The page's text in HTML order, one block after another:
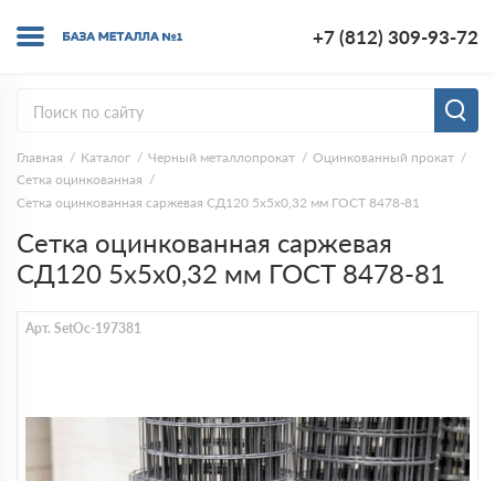
+7 (812) 309-93-72
Главная Каталог Черный металлопрокат
Оцинкованный прокат
Сетка оцинкованная
Сетка оцинкованная саржевая СД120 5х5х0,32 мм ГОСТ 8478-81
Сетка оцинкованная саржевая
СД120 5х5х0,32 мм ГОСТ 8478-81
Арт. SetOc-197381